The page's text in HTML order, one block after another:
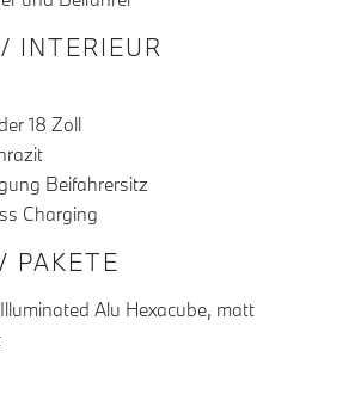
INTERIEUR
18 Zoll
Beifahrersitz
Charging
PAKETE
Alu Hexacube, matt